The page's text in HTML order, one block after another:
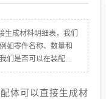
生成材料明细表，我们
如零件名称、数量和
们是否可以在装配...
体可以直接生成材